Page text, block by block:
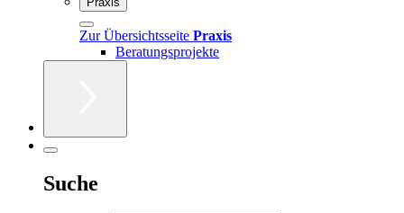
Zur Übersichtsseite Praxis
Beratungsprojekte
Suche